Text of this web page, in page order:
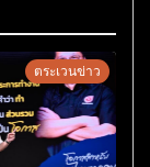
ตระเวนข่าว